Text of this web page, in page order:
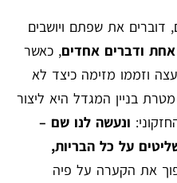
את שפתם ויושבים
ודברים אחדים, כאשר
וזממו מזימה כיצד לא
בניין המגדל היא ליצור
ונעשה לנו שם –
על כל הבריות,
את הקערה על פיה